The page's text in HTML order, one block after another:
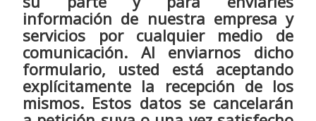
información de nuestra empresa y
servicios por cualquier medio de
comunicación. Al enviarnos dicho
formulario, usted está aceptando
explícitamente la recepción de los
mismos. Estos datos se cancelarán